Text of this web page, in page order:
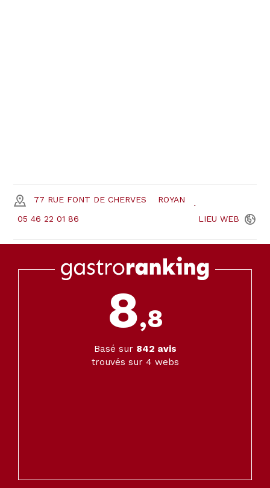
77 RUE FONT DE CHERVES ROYAN
05 46 22 01 86 LIEU WEB
8,8
Basé sur 842 avis
trouvés sur 4 webs